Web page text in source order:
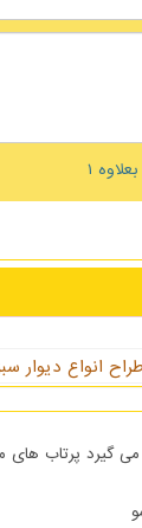
انواع دیوار
مدار قرار می گیرد